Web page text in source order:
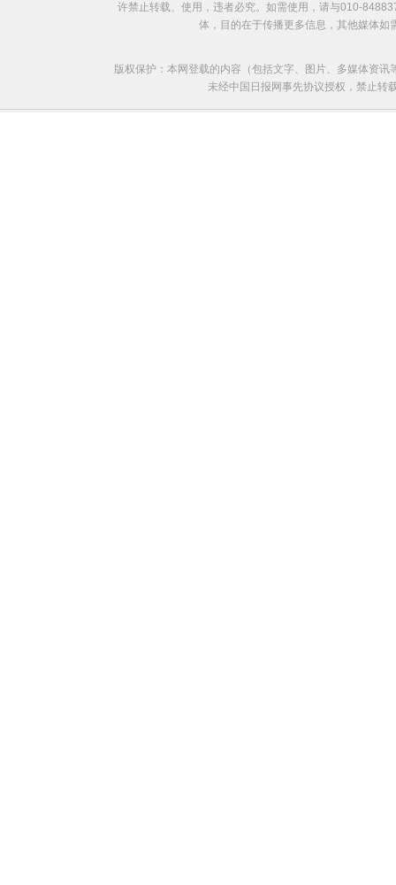
许禁止转载、使用，违者必究。如需使用，请与010-
体，目的在于传播更多信息，其他媒体
版权保护：本网登载的内容（包括文字、图片、多媒体资
未经中国日报网事先协议授权，禁止转